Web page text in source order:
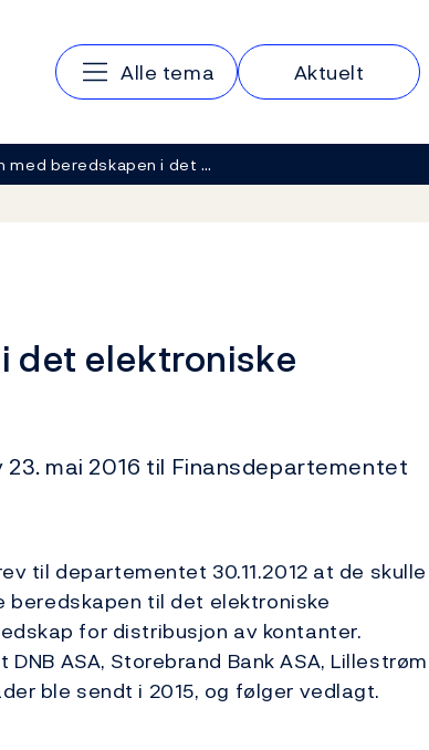
Hovedmeny
Alle tema Aktuelt
med beredskapen i det …
det elektroniske
mai 2016 til Finansdepartementet
til departementet 30.11.2012 at de skulle
til det elektroniske
for distribusjon av kontanter.
ASA, Storebrand Bank ASA, Lillestrøm
ble sendt i 2015, og følger vedlagt.